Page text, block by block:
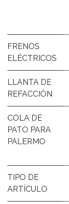
FRENOS
ELÉCTRICOS
LLANTA DE
REFACCIÓN
COLA DE
PATO PARA
PALERMO
TIPO DE
ARTÍCULO